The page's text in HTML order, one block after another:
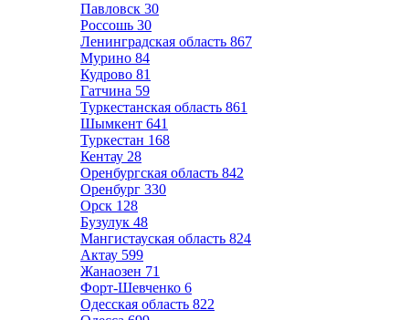
Павловск 30
Россошь 30
Ленинградская область 867
Мурино 84
Кудрово 81
Гатчина 59
Туркестанская область 861
Шымкент 641
Туркестан 168
Кентау 28
Оренбургская область 842
Оренбург 330
Орск 128
Бузулук 48
Мангистауская область 824
Актау 599
Жанаозен 71
Форт-Шевченко 6
Одесская область 822